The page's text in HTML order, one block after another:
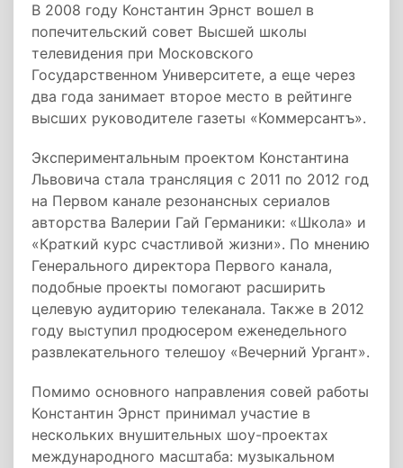
В 2008 году Константин Эрнст вошел в
попечительский совет Высшей школы
телевидения при Московского
Государственном Университете, а еще через
два года занимает второе место в рейтинге
высших руководителе газеты «Коммерсантъ».
Экспериментальным проектом Константина
Львовича стала трансляция с 2011 по 2012 год
на Первом канале резонансных сериалов
авторства Валерии Гай Германики: «Школа» и
«Краткий курс счастливой жизни». По мнению
Генерального директора Первого канала,
подобные проекты помогают расширить
целевую аудиторию телеканала. Также в 2012
году выступил продюсером еженедельного
развлекательного телешоу «Вечерний Ургант».
Помимо основного направления совей работы
Константин Эрнст принимал участие в
нескольких внушительных шоу-проектах
международного масштаба: музыкальном